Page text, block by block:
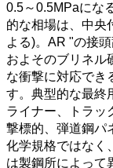
0.5～0.5MPaにな
的な相場は、中央
よる)。AR "の接
およそのブリネル
な衝撃に対応でき
す。典型的な最終
ライナー、トラッ
撃標的、弾道鋼パ
化学規格ではなく
は製鋼所によって